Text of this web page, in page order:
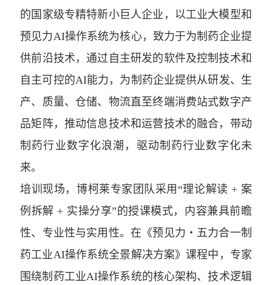
的国家级专精特新小巨人企业，以工业大模型和
预见力AI操作系统为核心，致力于为制药企业提
供前沿技术，通过自主研发的软件及控制技术和
自主可控的AI能力，为制药企业提供从研发、生
产、质量、仓储、物流直至终端消费站式数字产
品矩阵，推动信息技术和运营技术的融合，带动
制药行业数字化浪潮，驱动制药行业数字化未
来。
培训现场，博柯莱专家团队采用“理论解读 + 案
例拆解 + 实操分享”的授课模式，内容兼具前瞻
性、专业性与实用性。在《预见力・五力合一制
药工业AI操作系统全景解决方案》课程中，专家
围绕制药工业AI操作系统的核心架构、技术逻辑